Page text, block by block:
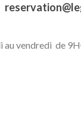
au vendredi de